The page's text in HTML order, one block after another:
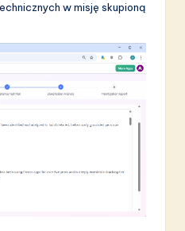
w misję skupioną